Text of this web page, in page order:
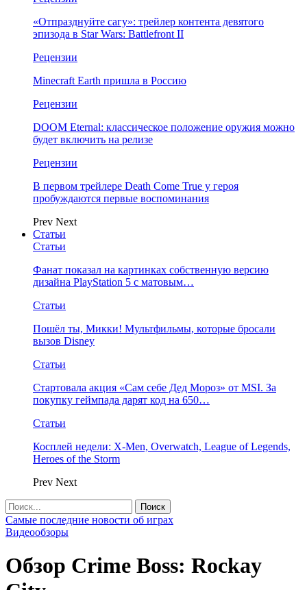
«Отпразднуйте сагу»: трейлер контента девятого
эпизода в Star Wars: Battlefront II
Рецензии
Minecraft Earth пришла в Россию
Рецензии
DOOM Eternal: классическое положение оружия можно
будет включить на релизе
Рецензии
В первом трейлере Death Come True у героя
пробуждаются первые воспоминания
Prev Next
Статьи
Статьи
Фанат показал на картинках собственную версию
дизайна PlayStation 5 с матовым…
Статьи
Пошёл ты, Микки! Мультфильмы, которые бросали
вызов Disney
Статьи
Стартовала акция «Сам себе Дед Мороз» от MSI. За
покупку геймпада дарят код на 650…
Статьи
Косплей недели: X-Men, Overwatch, League of Legends,
Heroes of the Storm
Prev Next
Самые последние новости об играх
Видеообзоры
Обзор Crime Boss: Rockay